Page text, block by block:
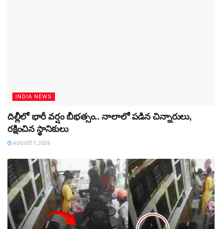
INDIA NEWS
దిల్లీలో భారీ వర్షం బీభత్సం.. నాలాలో పడిన చిన్నారులు,
రక్షించిన స్థానికులు
AUGUST 7, 2026